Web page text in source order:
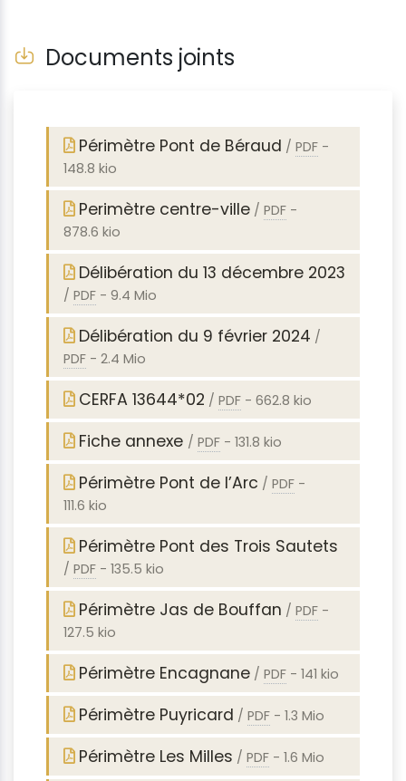
Documents joints
Périmètre Pont de Béraud / PDF -
148.8 kio
Perimètre centre-ville / PDF -
878.6 kio
Délibération du 13 décembre 2023
/ PDF - 9.4 Mio
Délibération du 9 février 2024 /
PDF - 2.4 Mio
CERFA 13644*02 / PDF - 662.8 kio
Fiche annexe / PDF - 131.8 kio
Périmètre Pont de l’Arc / PDF -
111.6 kio
Périmètre Pont des Trois Sautets
/ PDF - 135.5 kio
Périmètre Jas de Bouffan / PDF -
127.5 kio
Périmètre Encagnane / PDF - 141 kio
Périmètre Puyricard / PDF - 1.3 Mio
Périmètre Les Milles / PDF - 1.6 Mio